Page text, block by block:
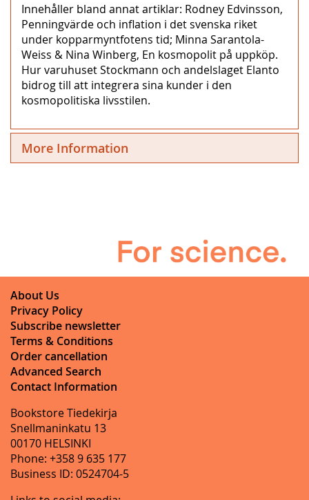
Innehåller bland annat artiklar: Rodney Edvinsson,
Penningvärde och inflation i det svenska riket
under kopparmyntfotens tid; Minna Sarantola-
Weiss & Nina Winberg, En kosmopolit på uppköp.
Hur varuhuset Stockmann och andelslaget Elanto
bidrog till att integrera sina kunder i den
kosmopolitiska livsstilen.
More Information
About Us
Privacy Policy
Subscribe newsletter
Terms & Conditions
Order cancellation
Advanced Search
Contact Information
Bookstore Tiedekirja
Snellmaninkatu 13
00170 HELSINKI
Phone: +358 9 635 177
Business ID: 0524704-5